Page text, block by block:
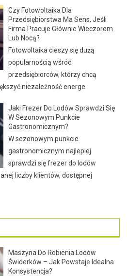
Czy Fotowoltaika Dla
Przedsiębiorstwa Ma Sens, Jeśli
Firma Pracuje Głównie Wieczorem
Lub Nocą?
Fotowoltaika cieszy się dużą
popularnością wśród
przedsiębiorców, którzy chcą
niezależność energe
Jaki Frezer Do Lodów Sprawdzi Się
W Sezonowym Punkcie
Gastronomicznym?
W sezonowym punkcie
gastronomicznym najlepiej
sprawdzi się frezer do lodów
liczby klientów, dostępnej
Maszyna Do Robienia Lodów
Świderków – Jak Powstaje Idealna
Konsystencja?